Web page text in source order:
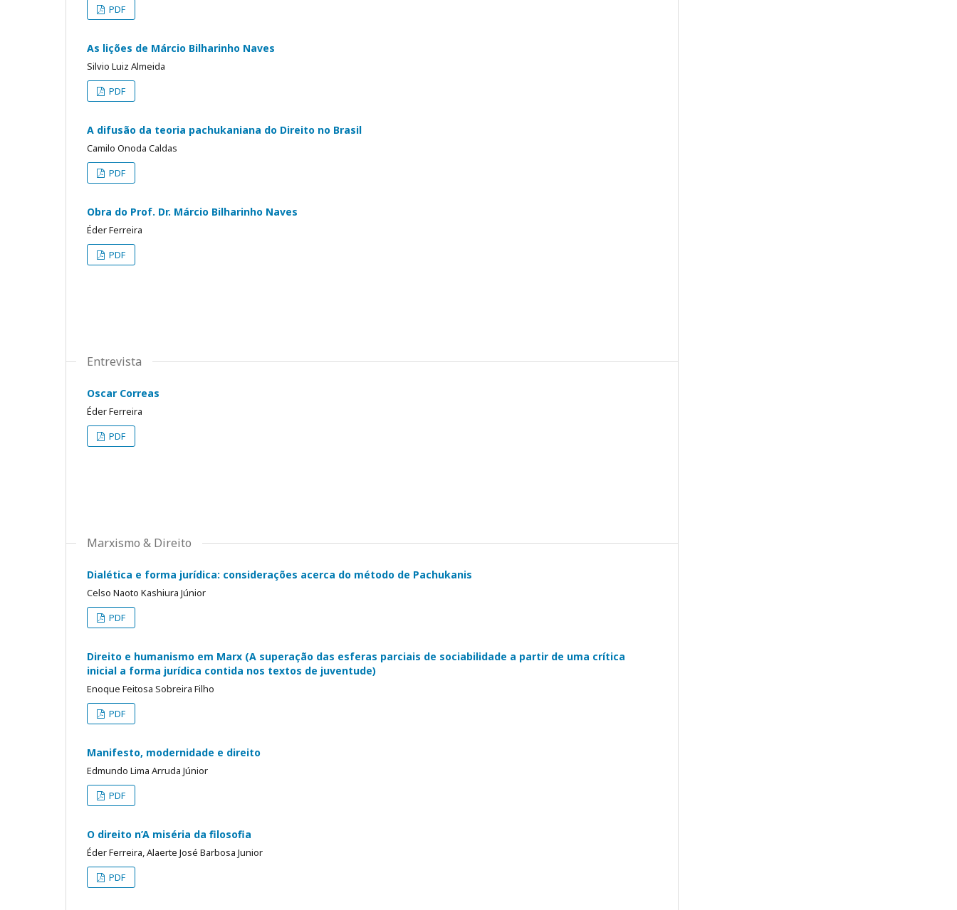
PDF
As lições de Márcio Bilharinho Naves
Silvio Luiz Almeida
PDF
A difusão da teoria pachukaniana do Direito no Brasil
Camilo Onoda Caldas
PDF
Obra do Prof. Dr. Márcio Bilharinho Naves
Éder Ferreira
PDF
Entrevista
Oscar Correas
Éder Ferreira
PDF
Marxismo & Direito
Dialética e forma jurídica: considerações acerca do método de Pachukanis
Celso Naoto Kashiura Júnior
PDF
Direito e humanismo em Marx (A superação das esferas parciais de sociabilidade a partir de uma crítica
inicial a forma jurídica contida nos textos de juventude)
Enoque Feitosa Sobreira Filho
PDF
Manifesto, modernidade e direito
Edmundo Lima Arruda Júnior
PDF
O direito n’A miséria da filosofia
Éder Ferreira, Alaerte José Barbosa Junior
PDF